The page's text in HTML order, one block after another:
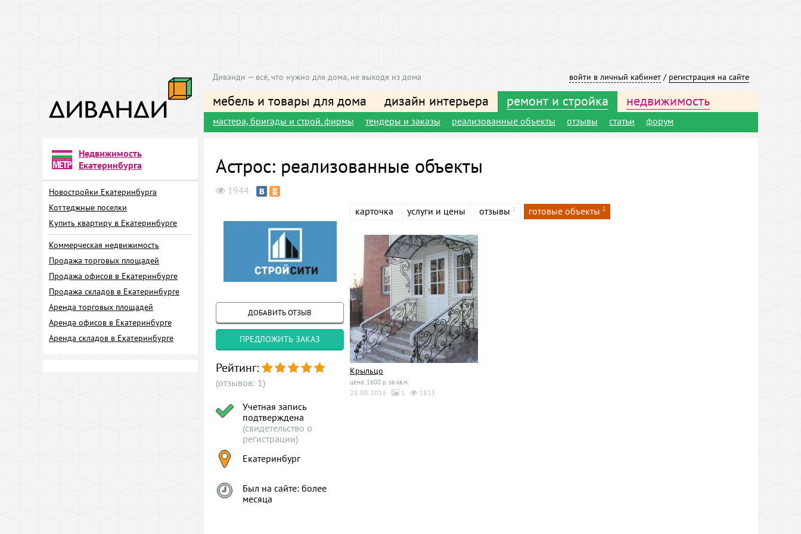
войти в личный кабинет / регистрация на сайте
Диванди — всё, что нужно для дома, не выходя из дома
мебель и товары для дома дизайн интерьера ремонт и стройка недвижимость
мастера, бригады и строй. фирмы тендеры и заказы реализованные объекты отзывы статьи форум
Недвижимость
Екатеринбурга
Новостройки Екатеринбурга
Коттеджные поселки
Купить квартиру в Екатеринбурге
Коммерческая недвижимость
Продажа торговых площадей
Продажа офисов в Екатеринбурге
Продажа складов в Екатеринбурге
Аренда торговых площадей
Аренда офисов в Екатеринбурге
Аренда складов в Екатеринбурге
Астрос: реализованные объекты
1944
ДОБАВИТЬ ОТЗЫВ
ПРЕДЛОЖИТЬ ЗАКАЗ
Рейтинг:
(отзывов: 1)
Учетная запись
подтверждена
(свидетельство о
регистрации)
Екатеринбург
Был на сайте: более
месяца
карточка услуги и цены отзывы 1 готовые объекты 1
Крыльцо
цена: 1600 р. за кв.м.
28.08.2015 1 1815